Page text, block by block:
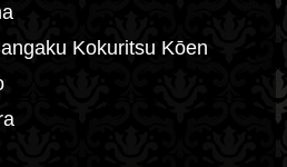
Kokuritsu Kōen